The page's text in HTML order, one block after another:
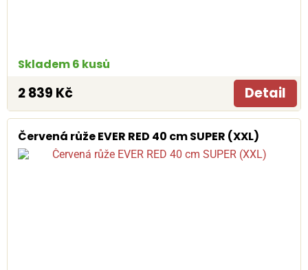
Skladem 6 kusů
2 839 Kč Detail
Červená růže EVER RED 40 cm SUPER (XXL)